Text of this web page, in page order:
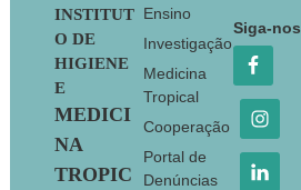
Footer
INSTITUT
O DE
HIGIENE
E
MEDICI
NA
TROPIC
Ensino
Investigação
Medicina
Tropical
Cooperação
Portal de
Denúncias
Siga-nos